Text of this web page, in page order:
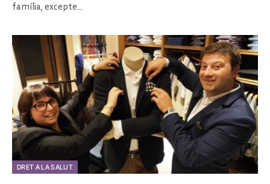
família, excepte…
DRET A LA SALUT